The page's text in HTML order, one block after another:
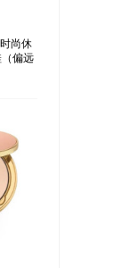
尚休
偏远